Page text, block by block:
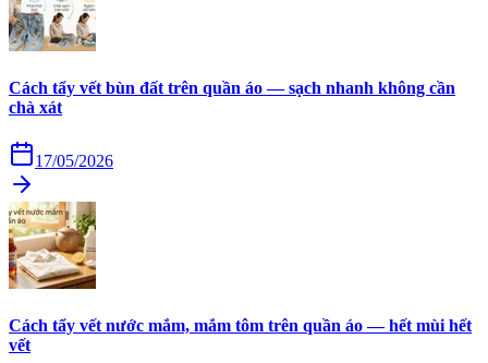
Cách tẩy vết bùn đất trên quần áo — sạch nhanh không cần
chà xát
17/05/2026
Cách tẩy vết nước mắm, mắm tôm trên quần áo — hết mùi hết
vết